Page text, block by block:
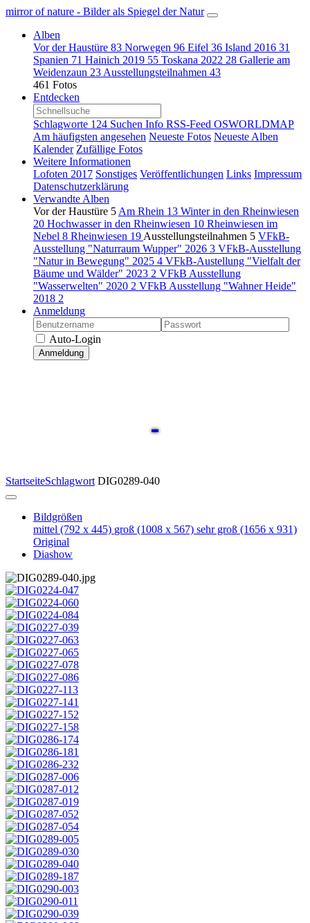
mirror of nature - Bilder als Spiegel der Natur
Alben
Vor der Haustüre 83 Norwegen 96 Eifel 36 Island 2016 31
Spanien 71 Hainich 2019 55 Toskana 2022 28 Gallerie am
Weidenzaun 23 Ausstellungsteilnahmen 43
461 Fotos
Entdecken
Schlagworte 124 Suchen Info RSS-Feed OSWORLDMAP
Am häufigsten angesehen Neueste Fotos Neueste Alben
Kalender Zufällige Fotos
Weitere Informationen
Lofoten 2017 Sonstiges Veröffentlichungen Links Impressum
Datenschutzerklärung
Verwandte Alben
Vor der Haustüre 5 Am Rhein 13 Winter in den Rheinwiesen
20 Hochwasser in den Rheinwiesen 10 Rheinwiesen im
Nebel 8 Rheinwiesen 19 Ausstellungsteilnahmen 5 VFkB-
Ausstellung "Naturraum Wupper" 2026 3 VFkB-Ausstellung
"Natur in Bewegung" 2025 4 VFkB-Austellung "Vielfalt der
Bäume und Wälder" 2023 2 VFkB Ausstellung
"Wasserwelten" 2020 2 VFkB Ausstellung "Wahner Heide"
2018 2
Anmeldung
Auto-Login
Anmeldung
StartseiteSchlagwort DIG0289-040
Bildgrößen
mittel (792 x 445) groß (1008 x 567) sehr groß (1656 x 931)
Original
Diashow